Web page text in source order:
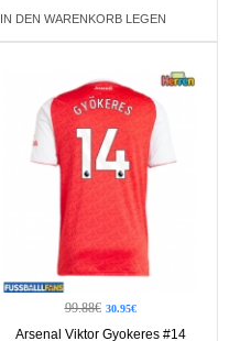
IN DEN WARENKORB LEGEN
99.88€ 30.95€
Arsenal Viktor Gyokeres #14